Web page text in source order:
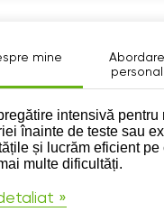
mine
mine
intensivă pentru
înainte de teste sau
și lucrăm eficient
multe dificultăți.
»